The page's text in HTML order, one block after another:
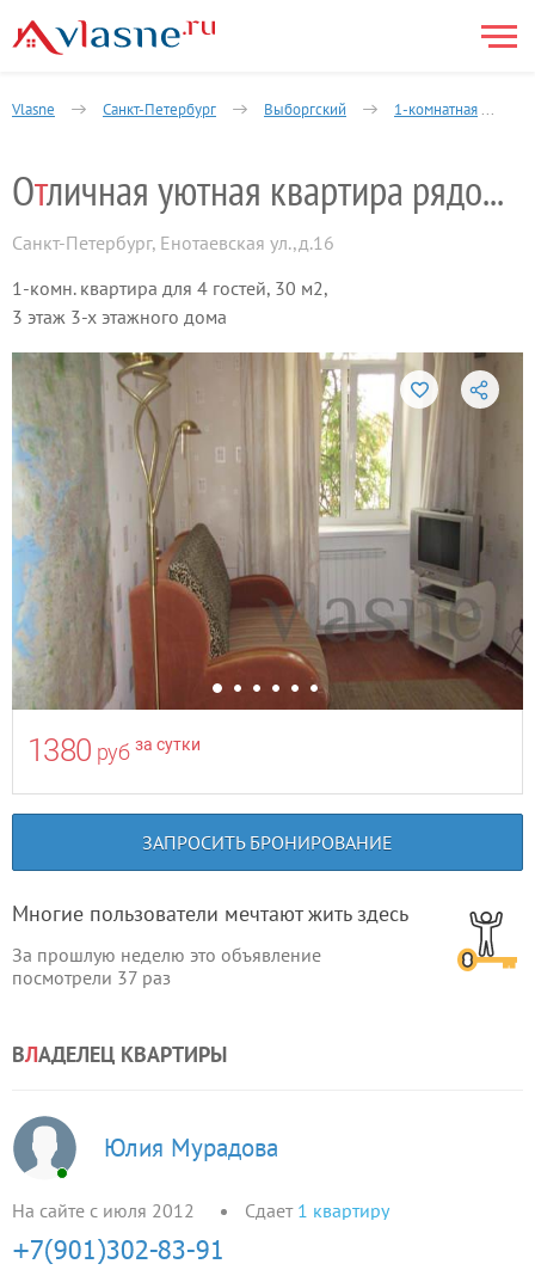
Vlasne Санкт-Петербург Выборгский 1-комнатная
От личная уютная квартира рядом с метро
Санкт-Петербург, Енотаевская ул.,д.16
1-комн. квартира для 4 гостей, 30 м2,
3 этаж 3-х этажного дома
1380 руб за сутки
ЗАПРОСИТЬ БРОНИРОВАНИЕ
Многие пользователи мечтают жить здесь
За прошлую неделю это объявление
посмотрели 37 раз
ВЛАДЕЛЕЦ КВАРТИРЫ
Юлия Мурадова
На сайте с июля 2012 Сдает 1 квартиру